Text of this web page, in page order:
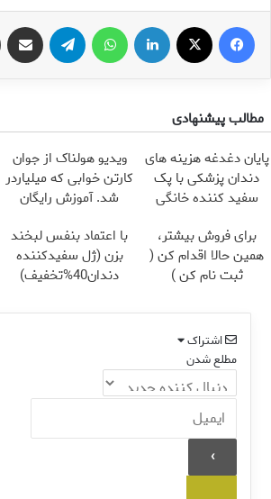
فیس بوک لینکدین تلگرام
مطالب پیشنهادی
پایان دغدغه هزینه های
دندان پزشکی با پک
سفید کننده خانگی
ویدیو هولناک از جوان
کارتن خوابی که میلیاردر
شد. آموزش رایگان
برای فروش بیشتر،
همین حالا اقدام کن (
ثبت نام کن )
با اعتماد بنفس لبخند
بزن (ژل سفیدکننده
دندان40%تخفیف)
اشتراک
مطلع شدن